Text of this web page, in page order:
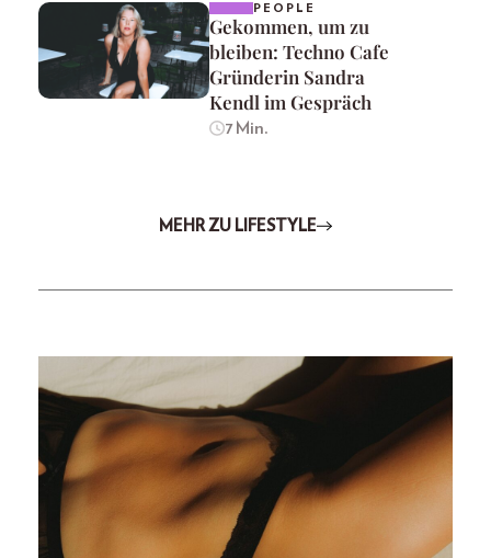
PEOPLE
Gekommen, um zu
bleiben: Techno Cafe
Gründerin Sandra
Kendl im Gespräch
7 Min.
MEHR ZU LIFESTYLE